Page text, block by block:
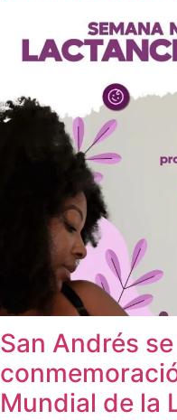
San Andrés
Mundial de la